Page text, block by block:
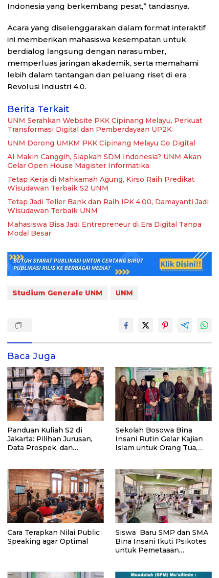
Indonesia yang berkembang pesat,” tandasnya.
Acara yang diselenggarakan dalam format interaktif
ini memberikan mahasiswa kesempatan untuk
berdialog langsung dengan narasumber,
memperluas jaringan akademik, serta memahami
lebih dalam tantangan dan peluang riset di era
Revolusi Industri 4.0.
Berita Terkait
UNM Serahkan Website PKK Cipinang Melayu, Perkuat
Transformasi Digital dan Pemberdayaan UP2K
UNM Dorong UMKM PKK Cipinang Melayu Go Digital
AI Makin Canggih, Siapkah SDM Indonesia? UNM Akan
Gelar Open House Magister Informatika
Tetap Kerja di Mahkamah Agung, Kirso Raih Predikat
Wisudawan Terbaik S2 UNM
Tetap Jadi Teller Bank dan Raih IPK 4.00, Damayanti Jadi
Wisudawan Terbaik UNM
Mahasiswa Bisa Jadi Entrepreneur di Era Digital Tanpa
Modal Besar
Studium Generale UNM UNM
Baca Juga
Panduan Kuliah S2 di
Jakarta: Pilihan Jurusan,
Data Prospek, dan
Sekolah Bosowa Bina
Insani Rutin Gelar Kajian
Islam untuk Orang Tua,
Cara Terapkan Nilai Public
Speaking agar Optimal
Siswa Baru SMP dan SMA
Bina Insani Ikuti Psikotes
untuk Pemetaaan